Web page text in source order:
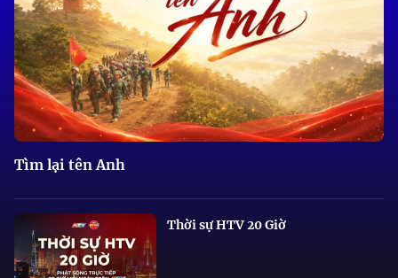
Tìm lại tên Anh
Thời sự HTV 20 Giờ